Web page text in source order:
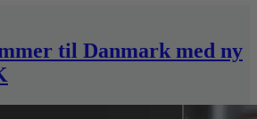
til Danmark med ny